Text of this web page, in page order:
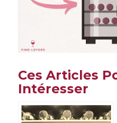
Ces Articles
Intéresser